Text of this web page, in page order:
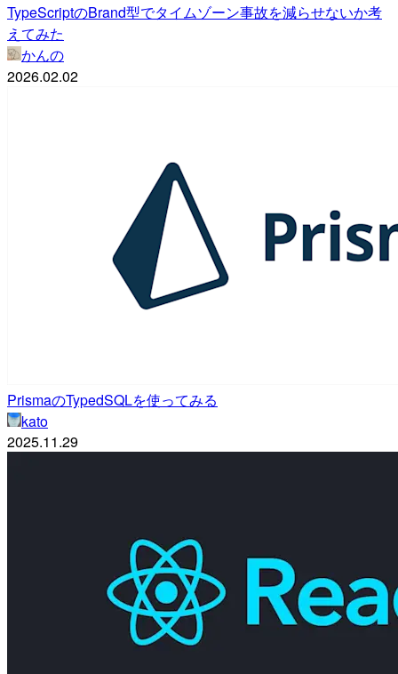
TypeScriptのBrand型でタイムゾーン事故を減らせないか考
えてみた
かんの
2026.02.02
PrismaのTypedSQLを使ってみる
kato
2025.11.29